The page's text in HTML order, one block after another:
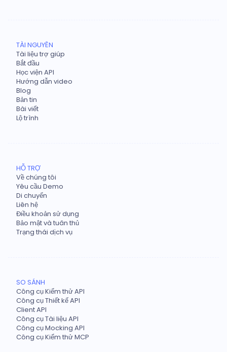
TÀI NGUYÊN
Tài liệu trợ giúp
Bắt đầu
Học viện API
Hướng dẫn video
Blog
Bản tin
Bài viết
Lộ trình
HỖ TRỢ
Về chúng tôi
Yêu cầu Demo
Di chuyển
Liên hệ
Điều khoản sử dụng
Bảo mật và tuân thủ
Trạng thái dịch vụ
SO SÁNH
Công cụ Kiểm thử API
Công cụ Thiết kế API
Client API
Công cụ Tài liệu API
Công cụ Mocking API
Công cụ Kiểm thử MCP